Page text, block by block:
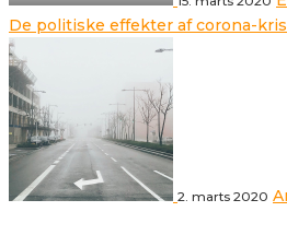
De politiske effekter af corona-
2. marts 2020